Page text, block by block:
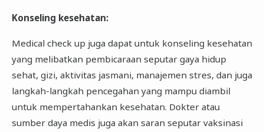
Konseling kesehatan:
Medical check up juga dapat untuk konseling kesehatan
yang melibatkan pembicaraan seputar gaya hidup
sehat, gizi, aktivitas jasmani, manajemen stres, dan juga
langkah-langkah pencegahan yang mampu diambil
untuk mempertahankan kesehatan. Dokter atau
sumber daya medis juga akan saran seputar vaksinasi